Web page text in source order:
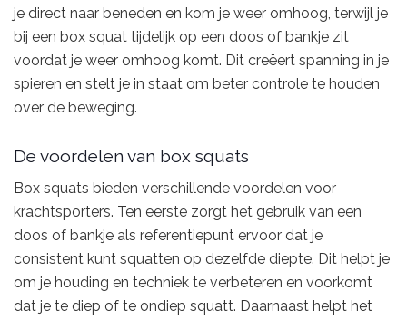
je direct naar beneden en kom je weer omhoog, terwijl je
bij een box squat tijdelijk op een doos of bankje zit
voordat je weer omhoog komt. Dit creëert spanning in je
spieren en stelt je in staat om beter controle te houden
over de beweging.
De voordelen van box squats
Box squats bieden verschillende voordelen voor
krachtsporters. Ten eerste zorgt het gebruik van een
doos of bankje als referentiepunt ervoor dat je
consistent kunt squatten op dezelfde diepte. Dit helpt je
om je houding en techniek te verbeteren en voorkomt
dat je te diep of te ondiep squatt. Daarnaast helpt het